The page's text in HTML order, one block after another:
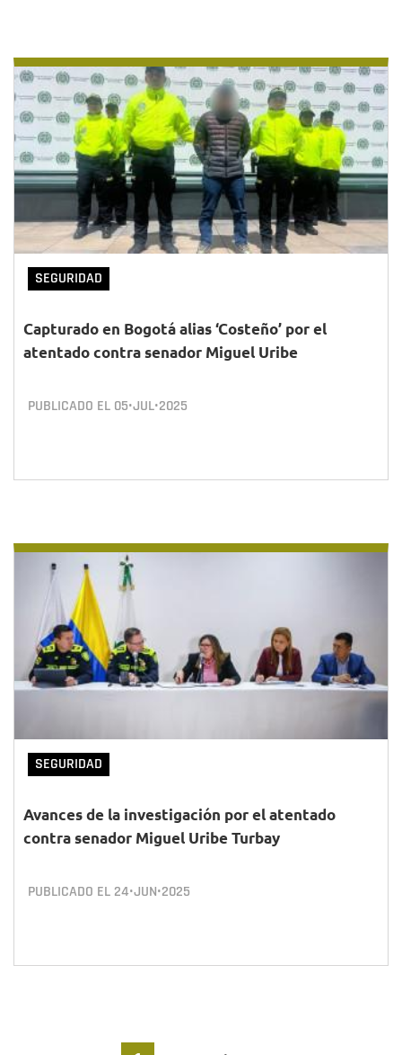
SEGURIDAD
Capturado en Bogotá alias ‘Costeño’ por el
atentado contra senador Miguel Uribe
PUBLICADO EL 05•JUL•2025
SEGURIDAD
Avances de la investigación por el atentado
contra senador Miguel Uribe Turbay
PUBLICADO EL 24•JUN•2025